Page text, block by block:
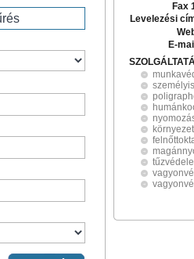
Fax
Levelezési
E-